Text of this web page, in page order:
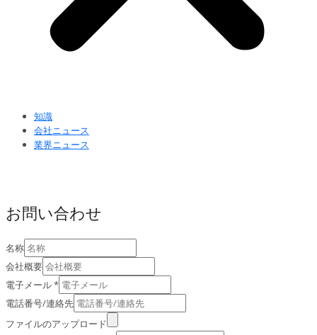
知識
会社ニュース
業界ニュース
お問い合わせ
名称
会社概要
電子メール*
電話番号/連絡先
ファイルのアップロード